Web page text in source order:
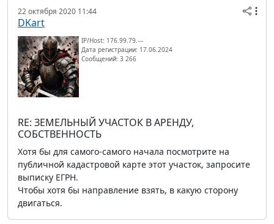
22 октября 2020 11:44
DKart
IP/Host: 176.99.79.---
Дата регистрации: 17.06.2024
Сообщений: 3 266
RE: ЗЕМЕЛЬНЫЙ УЧАСТОК В АРЕНДУ,
СОБСТВЕННОСТЬ
Хотя бы для самого-самого начала посмотрите на
публичной кадастровой карте этот участок, запросите
выписку ЕГРН.
Чтобы хотя бы направление взять, в какую сторону
двигаться.